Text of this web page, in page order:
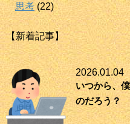
思考 (22)
【新着記事】
2026.01.04
いつから、
のだろう？